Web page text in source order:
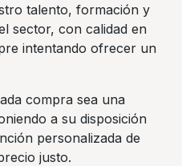
talento, formación y
sector, con calidad en
intentando ofrecer un
compra sea una
a su disposición
personalizada de
justo.